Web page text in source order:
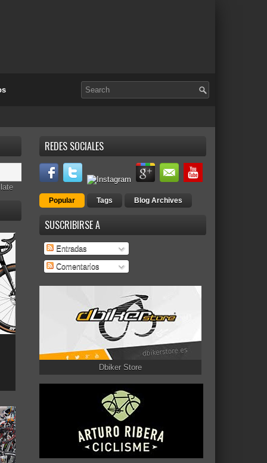
REDES SOCIALES
Popular Tags Blog Archives
SUSCRIBIRSE A
Entradas
Comentarios
Dbiker Store